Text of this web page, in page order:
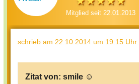
Mitglied seit 22.01.2013
schrieb am 22.10.2014 um 19:15 Uhr:
Zitat von: smile ☺